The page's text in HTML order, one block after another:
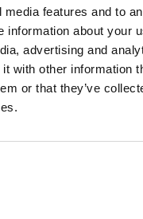
media features and to
information about your
advertising and
with other information
or that they’ve
offered by
through LUXOS
I offer an item for sale